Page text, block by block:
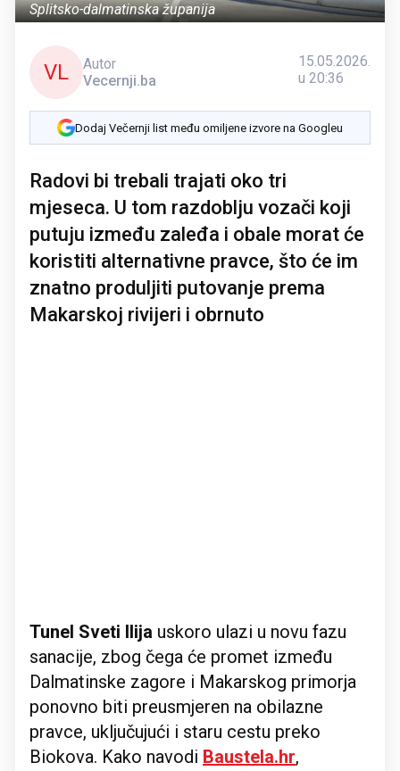
Splitsko-dalmatinska županija
VL
Autor
Vecernji.ba
15.05.2026.
u 20:36
Dodaj Večernji list među omiljene izvore na Googleu
Radovi bi trebali trajati oko tri
mjeseca. U tom razdoblju vozači koji
putuju između zaleđa i obale morat će
koristiti alternativne pravce, što će im
znatno produljiti putovanje prema
Makarskoj rivijeri i obrnuto
Tunel Sveti Ilija uskoro ulazi u novu fazu
sanacije, zbog čega će promet između
Dalmatinske zagore i Makarskog primorja
ponovno biti preusmjeren na obilazne
pravce, uključujući i staru cestu preko
Biokova. Kako navodi Baustela.hr,